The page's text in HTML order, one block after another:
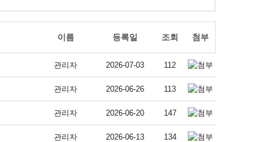
이름 등록일 조회 첨부
관리자 2026-07-03 112
관리자 2026-06-26 113
관리자 2026-06-20 147
관리자 2026-06-13 134